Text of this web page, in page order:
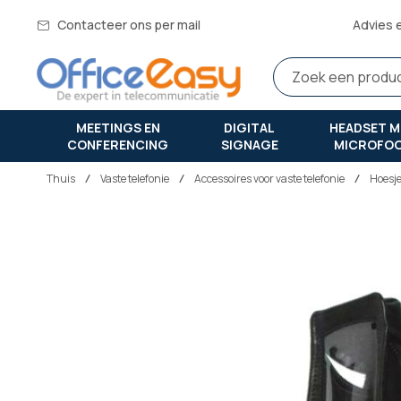
Contacteer ons per mail Advies
MEETINGS EN
CONFERENCING
DIGITAL
SIGNAGE
HEADSET
Thuis vaste telefonie Accessoires voor vaste telefonie